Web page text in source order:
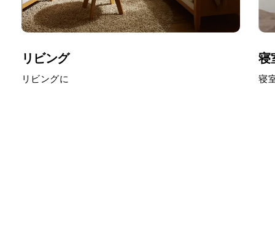
リビング
リビングに
寝
寝